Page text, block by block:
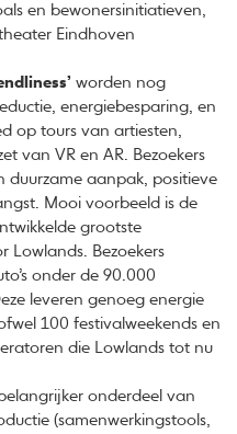
en bewonersinitiatieven,
Eindhoven
worden nog
energiebesparing, en
op tours van artiesten,
van VR en AR. Bezoekers
duurzame aanpak, positieve
Mooi voorbeeld is de
grootste
Lowlands. Bezoekers
onder de 90.000
leveren genoeg energie
100 festivalweekends en
die Lowlands tot nu
onderdeel van
(samenwerkingstools,